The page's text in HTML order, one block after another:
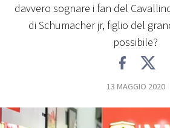
PLAYLIST
CONCORSI
davvero sognare i fan del
di Schumacher jr, figlio del
possibile?
13 MAGGIO 2020